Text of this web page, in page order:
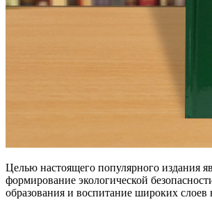
Целью настоящего популярного издания
формирование экологической
образования и воспитание широких слоев